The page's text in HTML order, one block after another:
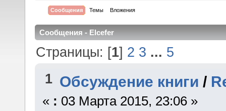
Сообщения Темы Вложения
Сообщения - Elcefer
Страницы: [1] 2 3 ... 5
1 Обсуждение книги /
« : 03 Марта 2015, 23:06 »